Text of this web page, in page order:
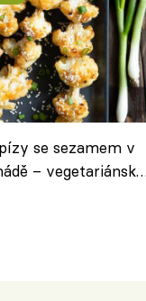
se sezamem v
– vegetariánská